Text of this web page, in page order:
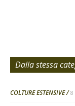
Dalla stessa
COLTURE ESTENSIVE 8